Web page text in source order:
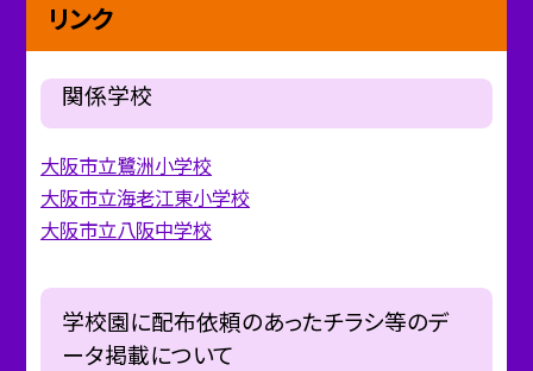
リンク
関係学校
大阪市立鷺洲小学校
大阪市立海老江東小学校
大阪市立八阪中学校
学校園に配布依頼のあったチラシ等のデ
ータ掲載について